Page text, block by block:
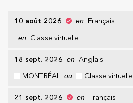
10 août 2026 en Français
en Classe virtuelle
18 sept. 2026 en Anglais
MONTRÉAL ou Classe virtuelle
21 sept. 2026 en
Français